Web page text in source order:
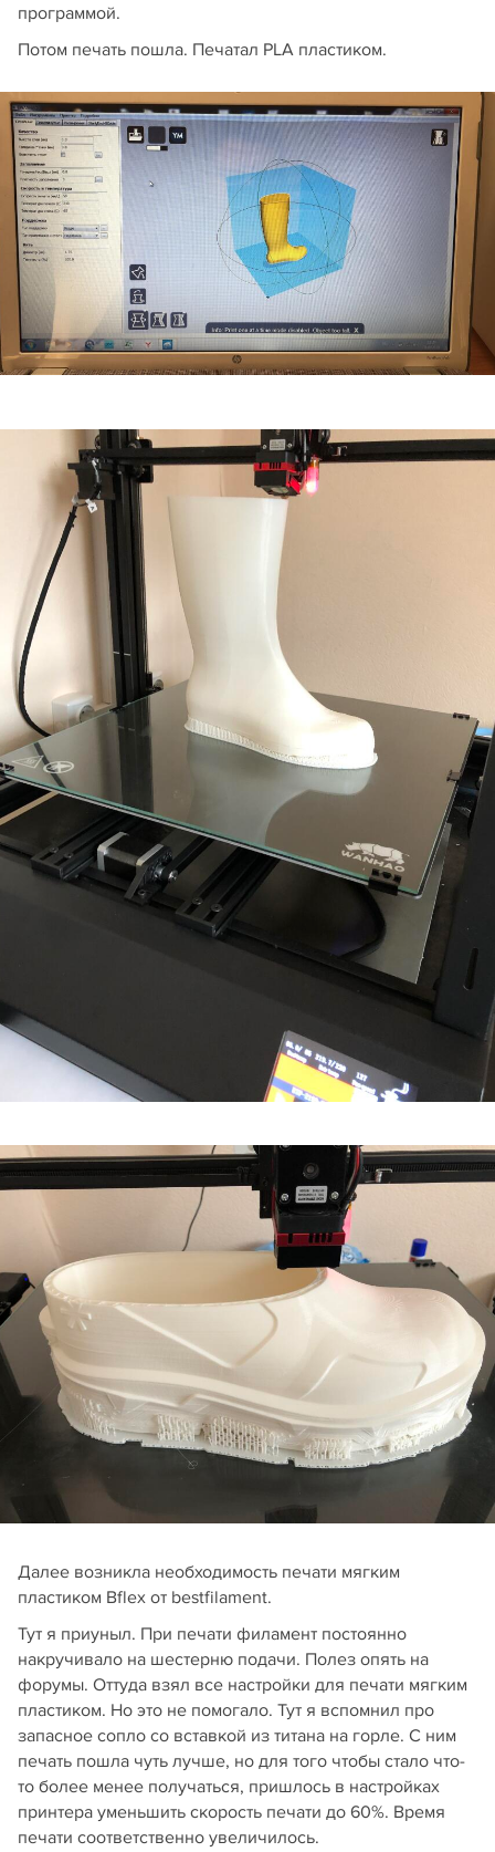
программой.
Потом печать пошла. Печатал PLA пластиком.
Далее возникла необходимость печати мягким
пластиком Bflex от bestfilament.
Тут я приуныл. При печати филамент постоянно
накручивало на шестерню подачи. Полез опять на
форумы. Оттуда взял все настройки для печати мягким
пластиком. Но это не помогало. Тут я вспомнил про
запасное сопло со вставкой из титана на горле. С ним
печать пошла чуть лучше, но для того чтобы стало что-
то более менее получаться, пришлось в настройках
принтера уменьшить скорость печати до 60%. Время
печати соответственно увеличилось.